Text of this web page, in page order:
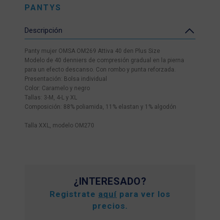
PANTYS
Descripción
Panty mujer OMSA OM269 Attiva 40 den Plus Size
Modelo de 40 denniers de compresión gradual en la pierna
para un efecto descanso. Con rombo y punta reforzada.
Presentación: Bolsa individual
Color: Caramelo y negro
Tallas: 3-M, 4-L y XL
Composición: 88% poliamida, 11% elastan y 1% algodón
Talla XXL, modelo OM270
¿INTERESADO?
Registrate aquí para ver los
precios.